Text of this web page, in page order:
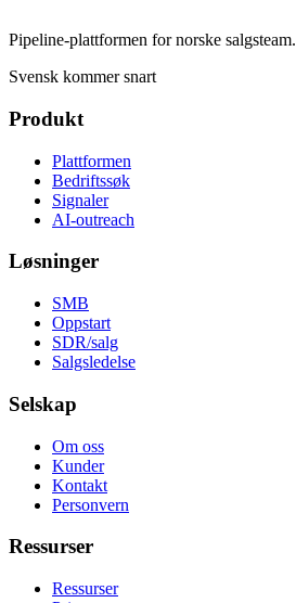
Pipeline-plattformen for norske salgsteam.
Svensk kommer snart
Produkt
Plattformen
Bedriftssøk
Signaler
AI-outreach
Løsninger
SMB
Oppstart
SDR/salg
Salgsledelse
Selskap
Om oss
Kunder
Kontakt
Personvern
Ressurser
Ressurser